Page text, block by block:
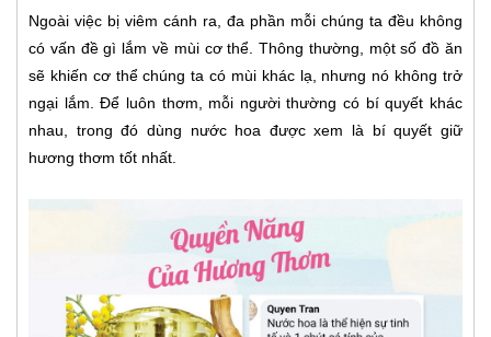
Ngoài việc bị viêm cánh ra, đa phần mỗi chúng ta đều không
có vấn đề gì lắm về mùi cơ thể. Thông thường, một số đồ ăn
sẽ khiến cơ thể chúng ta có mùi khác lạ, nhưng nó không trở
ngại lắm. Để luôn thơm, mỗi người thường có bí quyết khác
nhau, trong đó dùng nước hoa được xem là bí quyết giữ
hương thơm tốt nhất.